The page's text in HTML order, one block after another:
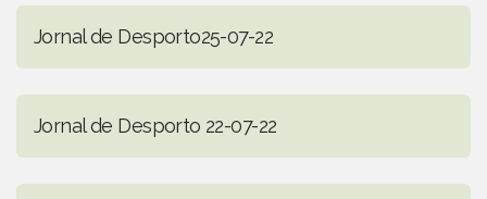
Jornal de Desporto25-07-22
Jornal de Desporto 22-07-22